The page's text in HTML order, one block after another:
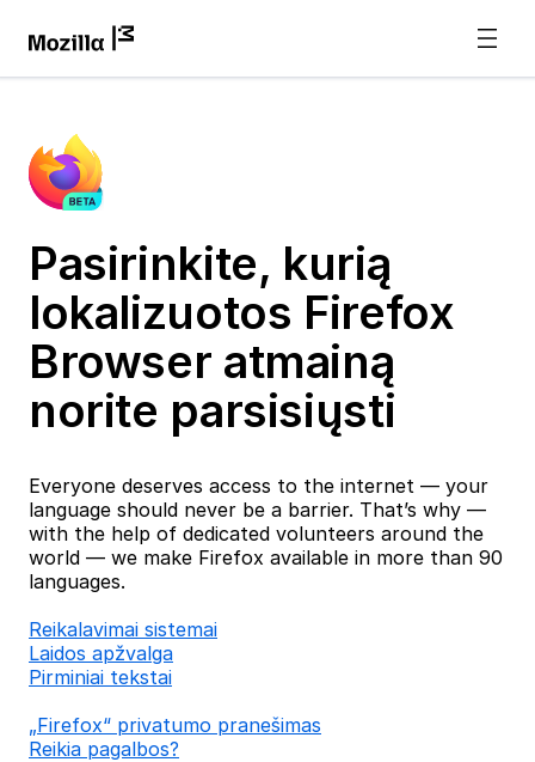
Pasirinkite, kurią
lokalizuotos Firefox
Browser atmainą
norite parsisiųsti
Everyone deserves access to the internet — your
language should never be a barrier. That’s why —
with the help of dedicated volunteers around the
world — we make Firefox available in more than 90
languages.
Reikalavimai sistemai
Laidos apžvalga
Pirminiai tekstai
„Firefox“ privatumo pranešimas
Reikia pagalbos?